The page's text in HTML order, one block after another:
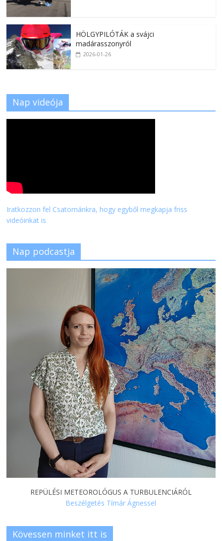
HÖLGYPILÓTÁK a svájci
madárasszonyról
2026-01-26
Nap videója
Iratkozzon fel Csatornánkra, hogy egyből megkapja friss
videóinkat is
Nap podcastja
REPÜLÉSI METEOROLÓGUS A TURBULENCIÁRÓL
Beszélgetés Tímár Ágnessel
Kövessen minket itt is